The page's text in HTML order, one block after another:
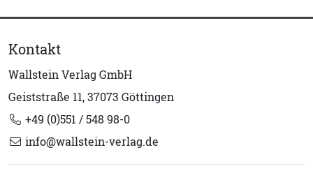
Kontakt
Wallstein Verlag GmbH
Geiststraße 11, 37073 Göttingen
+49 (0)551 / 548 98-0
info@wallstein-verlag.de